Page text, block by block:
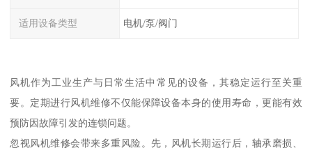
适用设备类型 电机/泵/阀门
风机作为工业生产与日常生活中常见的设备，其稳定运行至关重
要。定期进行风机维修不仅能保障设备本身的使用寿命，更能有效
预防因故障引发的连锁问题。
忽视风机维修会带来多重风险。先，风机长期运行后，轴承磨损、